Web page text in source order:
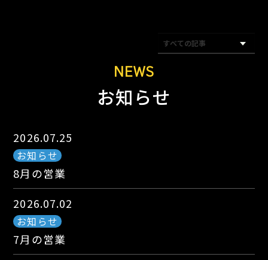
お知らせ
NEWS
8月の営業
2026.07.25
お知らせ
7月の営業
2026.07.02
お知らせ